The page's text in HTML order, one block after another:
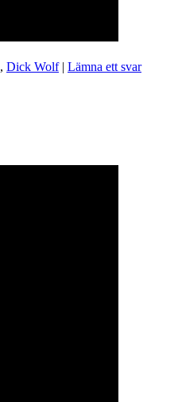
, Dick Wolf Lämna ett svar